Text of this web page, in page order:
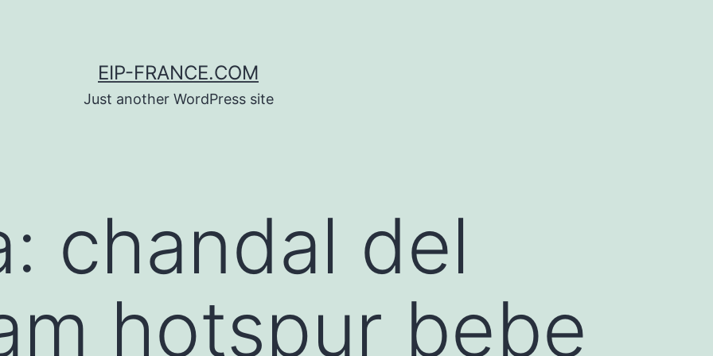
EIP-FRANCE.COM
Just another WordPress site
chandal del
hotspur bebe